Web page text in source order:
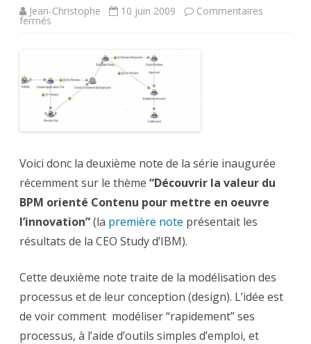
Jean-Christophe 10 juin 2009 Commentaires
fermés
orienté
Contenu
pour
mettre
en
l’innovation
2
Voici donc la deuxième note de la série inaugurée
récemment sur le thème “Découvrir la valeur du
BPM orienté Contenu pour mettre en oeuvre
l’innovation”(la première note présentait les
résultats de la CEO Study d’IBM).
Cette deuxième note traite de la modélisation des
processus et de leur conception (design). L’idée est
de voir comment modéliser “rapidement” ses
processus, à l’aide d’outils simples d’emploi, et